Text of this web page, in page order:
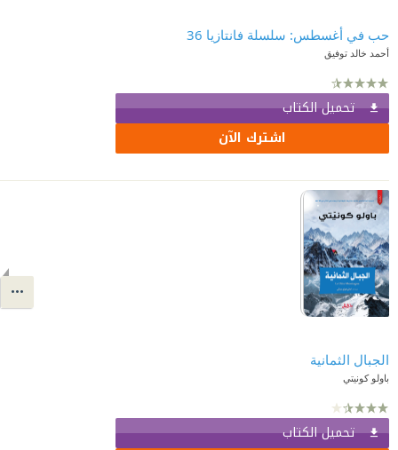
حب في أغسطس: سلسلة فانتازيا 36
أحمد خالد توفيق
تحميل الكتاب
اشترك الآن
الجبال الثمانية
باولو كونيتي
تحميل الكتاب